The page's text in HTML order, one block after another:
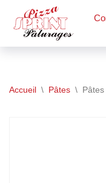
Aller
au
Accueil \ Pâtes \